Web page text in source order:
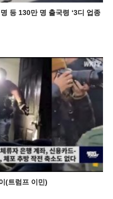
등 130만 명 출국령 ‘3디 업종
(트럼프 이민)